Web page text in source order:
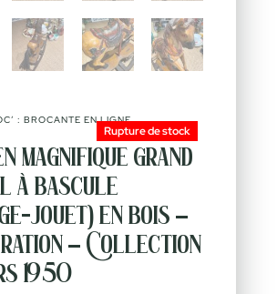
: BROCANTE EN LIGNE
magnifique grand
à bascule
jouet) en bois –
– Collection
1950
Rupture de stock